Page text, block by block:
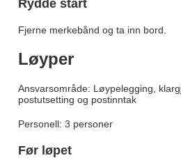
Rydde start
Fjerne merkebånd og ta inn bord.
Løyper
Ansvarsområde: Løypelegging,
postutsetting og postinntak
Personell: 3 personer
Før løpet